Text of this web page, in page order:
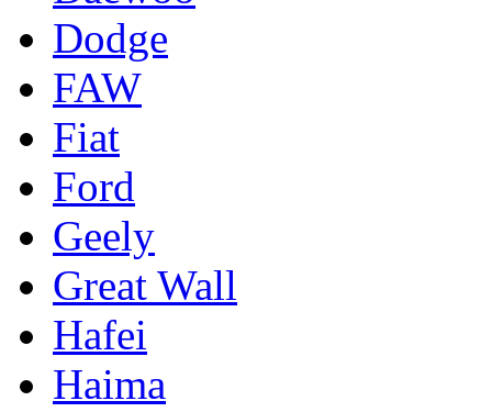
Dodge
FAW
Fiat
Ford
Geely
Great Wall
Hafei
Haima